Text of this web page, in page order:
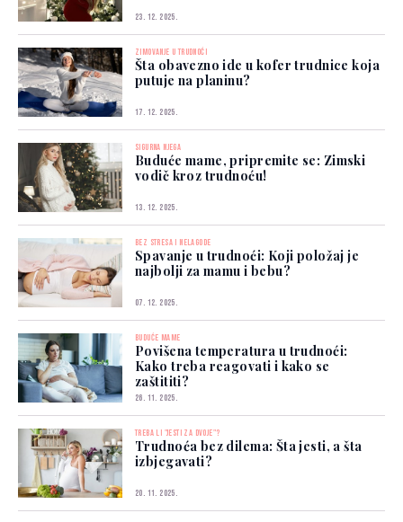
23. 12. 2025.
ZIMOVANJE U TRUDNOĆI
Šta obavezno ide u kofer trudnice koja
putuje na planinu?
17. 12. 2025.
SIGURNA NJEGA
Buduće mame, pripremite se: Zimski
vodič kroz trudnoću!
13. 12. 2025.
BEZ STRESA I NELAGODE
Spavanje u trudnoći: Koji položaj je
najbolji za mamu i bebu?
07. 12. 2025.
BUDUĆE MAME
Povišena temperatura u trudnoći:
Kako treba reagovati i kako se
zaštititi?
26. 11. 2025.
TREBA LI "JESTI ZA DVOJE"?
Trudnoća bez dilema: Šta jesti, a šta
izbjegavati?
20. 11. 2025.